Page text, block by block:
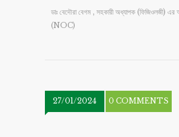
ডাঃ বেদৌরা বেগম , সহকারী অধ্যাপক (ফিজিওলজী) এর
(NOC)
27/01/2024 0 COMMENTS